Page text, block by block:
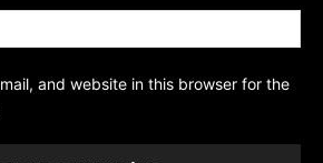
and website in this browser for the